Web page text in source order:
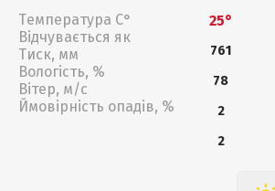
Температура С°
Відчувається як
Тиск, мм
Вологість, %
Вітер, м/с
Ймовірність опадів, %
25°
761
78
2
2